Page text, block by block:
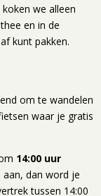
we alleen
en in de
kunt pakken.
om te wandelen
waar je gratis
14:00 uur
aan, dan word je
tussen 14:00